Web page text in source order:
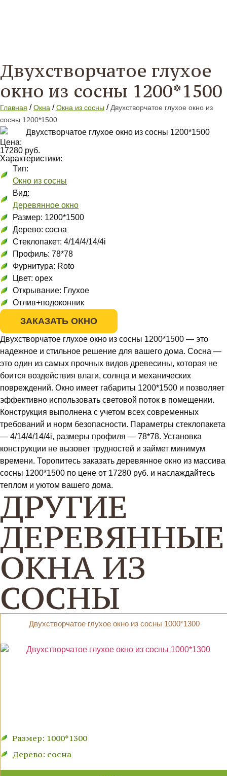
Двухстворчатое глухое
окно из сосны 1200*1500
Главная / Окна / Окна из сосны / Двухстворчатое глухое окно из
сосны 1200*1500
Цена:
17280 руб.
Характеристики:
Тип:
Окно из сосны
Вид:
Деревянное окно
Размер: 1200*1500
Дерево: сосна
Стеклопакет: 4/14/4/14/4i
Профиль: 78*78
Фурнитура: Roto
Цвет: орех
Открывание: Глухое
Отлив+подоконник
ЗАКАЗАТЬ ОКНО
Двухстворчатое глухое окно из сосны 1200*1500 — это
надежное и стильное решение для вашего дома. Сосна —
это один из самых прочных видов древесины, которая не
боится воздействия влаги, солнца и механических
повреждений. Окно имеет габариты 1200*1500 и позволяет
эффективно использовать световой поток в помещении.
Конструкция выполнена с учетом всех современных
требований и норм безопасности. Параметры стеклопакета
— 4/14/4/14/4i, размеры профиля — 78*78. Установка
конструкции не вызовет трудностей и займет минимум
времени. Торопитесь заказать деревянное окно из массива
сосны 1200*1500 по цене от 17280 руб. и наслаждайтесь
теплом и уютом вашего дома.
ДРУГИЕ
ДЕРЕВЯННЫЕ
ОКНА ИЗ
СОСНЫ
Двухстворчатое глухое окно из сосны 1000*1300
Размер: 1000*1300
Дерево: сосна